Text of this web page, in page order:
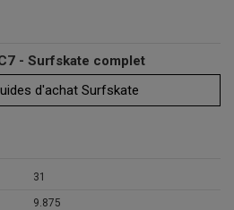
- Surfskate complet
d'achat Surfskate
31
9.875